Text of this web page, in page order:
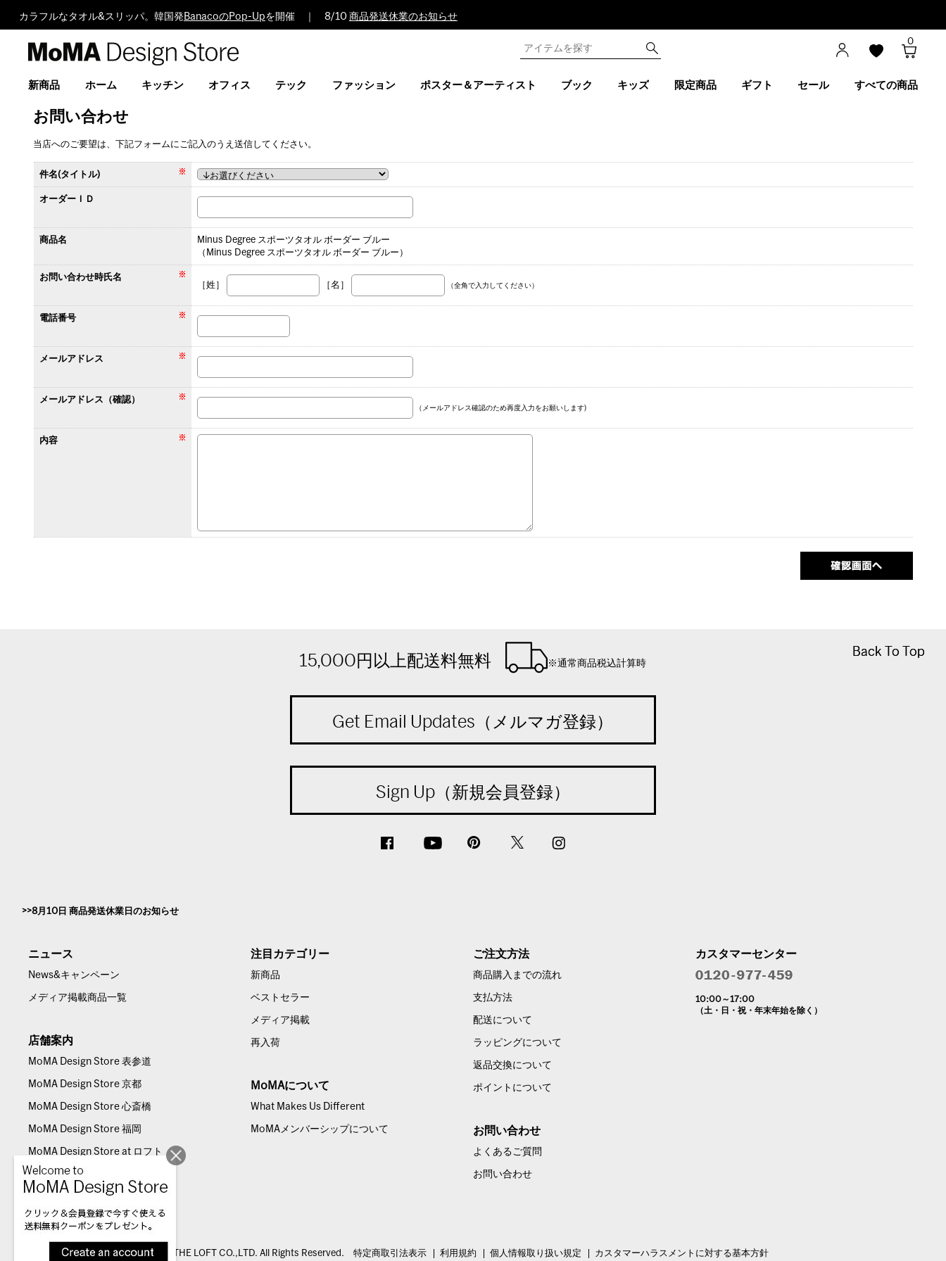
カラフルなタオル&スリッパ。韓国発 BanacoのPop-Upを開催 ｜ 8/10 商品発送休業のお知らせ
Design
0
新商品 ホーム キッチン オフィス テック ファッション ポスター＆アーティスト ブック キッズ 限定商品 ギフト セール すべての商品
お問い合わせ
当店へのご要望は、下記フォームにご記入のうえ送信してください。
件名(タイトル)
オーダーＩＤ
商品名
Minus Degree スポーツタオル ボーダー ブルー
（Minus Degree スポーツタオル ボーダー ブルー）
お問い合わせ時氏名
［姓］
［名］ （全角で入力してください）
電話番号
メールアドレス
メールアドレス（確認）
（メールアドレス確認のため再度入力をお願いします)
内容
Back To Top
Back To Top
15,000円以上配送料無料 ※通常商品税込計算時
Get Email Updates（メルマガ登録）
Sign Up（新規会員登録）
8月10日 商品発送休業日のお知らせ
ニュース
News&キャンペーン
メディア掲載商品一覧
店舗案内
MoMA Design Store 表参道
MoMA Design Store 京都
MoMA Design Store 心斎橋
MoMA Design Store 福岡
MoMA Design Store at ロフト
注目カテゴリー
新商品
ベストセラー
メディア掲載
再入荷
MoMAについて
What Makes Us Different
MoMAメンバーシップについて
ご注文方法
商品購入までの流れ
支払方法
配送について
ラッピングについて
返品交換について
ポイントについて
お問い合わせ
よくあるご質問
お問い合わせ
カスタマーセンター
10:00～17:00
（土・日・祝・年末年始を除く）
© THE LOFT CO.,LTD. All Rights Reserved. 特定商取引法表示 利用規約 個人情報取り扱い規定 カスタマーハラスメントに対する基本方針